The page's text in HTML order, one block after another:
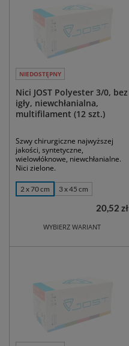
NIEDOSTĘPNY
Nici JOST Polyester 3/0, bez
igły, niewchłanialna,
multifilament (12 szt.)
Szwy chirurgiczne najwyższej
jakości, syntetyczne,
wielowłóknowe, niewchłanialne.
Nici zielone.
2 x 70 cm 3 x 45 cm
WYBIERZ WARIANT
20,52 zł